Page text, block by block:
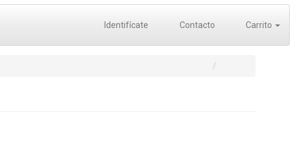
Identifícate Contacto Carrito